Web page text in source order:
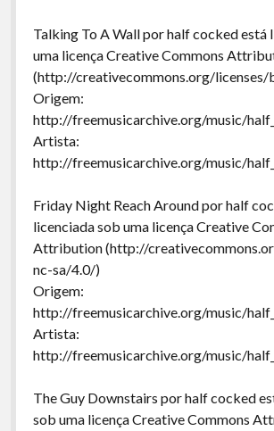
Talking To A Wall por half cocked está
uma licença Creative Commons
(http://creativecommons.org/
Origem:
http://freemusicarchive.org/music/
Artista:
http://freemusicarchive.org/music/
Friday Night Reach Around por half
licenciada sob uma licença Creative
Attribution (http://
nc-sa/4.0/)
Origem:
http://freemusicarchive.org/music/
Artista:
http://freemusicarchive.org/music/
The Guy Downstairs por half cocked
sob uma licença Creative Commons